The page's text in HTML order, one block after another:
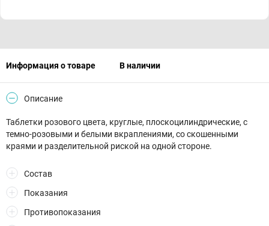
Информация о товаре В наличии
Описание
Таблетки розового цвета, круглые, плоскоцилиндрические, с
темно-розовыми и белыми вкраплениями, со скошенными
краями и разделительной риской на одной стороне.
Состав
Показания
Противопоказания